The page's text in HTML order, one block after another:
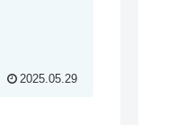
2025.05.29